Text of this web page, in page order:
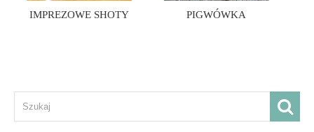
IMPREZOWE SHOTY PIGWÓWKA